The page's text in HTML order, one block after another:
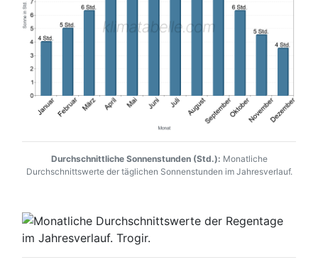
Durchschnittliche Sonnenstunden (Std.): Monatliche
Durchschnittswerte der täglichen Sonnenstunden im Jahresverlauf.